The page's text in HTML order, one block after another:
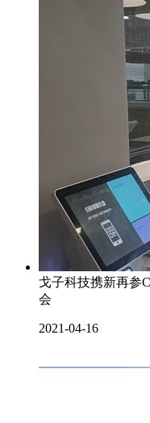
戈子科技携新再参
会
2021-04-16